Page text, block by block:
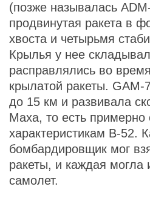
(позже называлась
продвинутая ракета в
хвоста и четырьмя
Крылья у нее
расправлялись во
крылатой ракеты. GAM-
до 15 км и развивала
Маха, то есть примерно
характеристикам В-52.
бомбардировщик мог
ракеты, и каждая могла
самолет.